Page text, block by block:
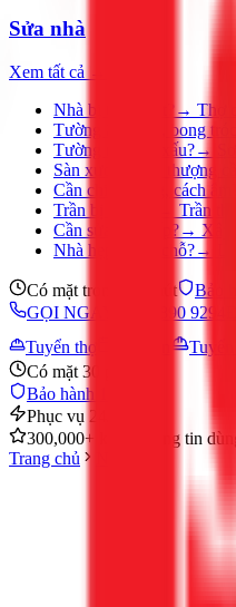
Sửa nhà
Xem tất cả →
Nhà bị thấm dột?
→ Thợ
Tường ẩm mốc, bong tróc?
Tường nhà cũ, xấu?→
Sàn xưởng, sân thượng
Cần chia phòng, cách âm?
Trần bị ố, nứt?
Trần
Cần sửa nhà gấp?→ Xây
Nhà hẹp, thiếu chỗ?→
Có mặt trong 30 phút Bảo
GỌI NGAY 028 3890 9294
Tuyển thợ
Có mặt 30 phút
Bảo hành 12 tháng
Phục vụ 24/7
300,000+ khách hàng tin
Trang chủ